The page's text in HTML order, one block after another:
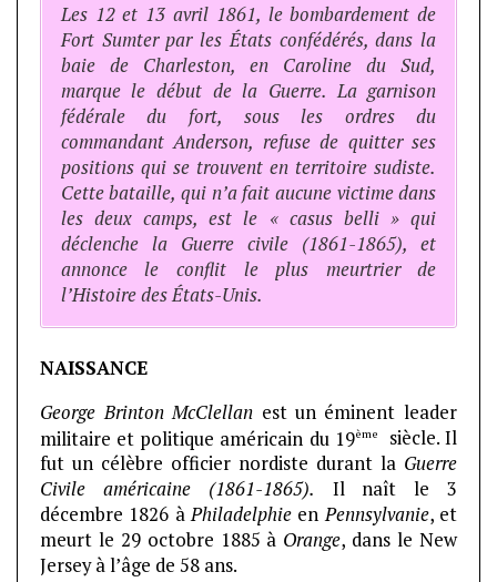
Les 12 et 13 avril 1861, le bombardement de
Fort Sumter par les États confédérés, dans la
baie de Charleston, en Caroline du Sud,
marque le début de la Guerre. La garnison
fédérale du fort, sous les ordres du
commandant Anderson, refuse de quitter ses
positions qui se trouvent en territoire sudiste.
Cette bataille, qui n’a fait aucune victime dans
les deux camps, est le « casus belli » qui
déclenche la Guerre civile (1861-1865), et
annonce le conflit le plus meurtrier de
l’Histoire des États-Unis.
NAISSANCE
George Brinton McClellan est un éminent leader
militaire et politique américain du 19ème
siècle. Il
fut un célèbre officier nordiste durant la Guerre
Civile américaine (1861-1865). Il naît le 3
décembre 1826 àPhiladelphie enPennsylvanie, et
meurt le 29 octobre 1885 à Orange, dans le New
Jersey à l’âge de 58 ans.